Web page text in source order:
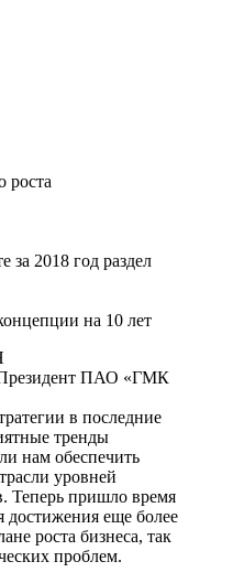
роста
за 2018 год раздел
на 10 лет
ПАО «ГМК
в последние
тренды
нам обеспечить
уровней
Теперь пришло время
достижения еще более
роста бизнеса, так
проблем.